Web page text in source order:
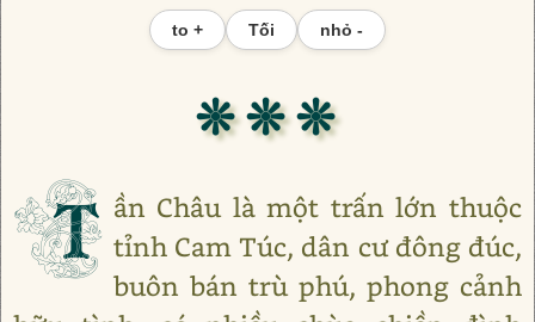
to + Tối nhỏ -
❊ ❊ ❊
T ần Châu là một trấn lớn thuộc
tỉnh Cam Túc, dân cư đông đúc,
buôn bán trù phú, phong cảnh